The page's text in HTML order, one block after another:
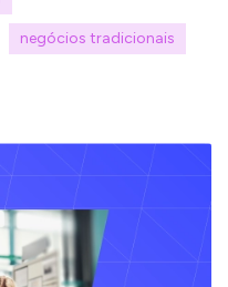
negócios tradicionais